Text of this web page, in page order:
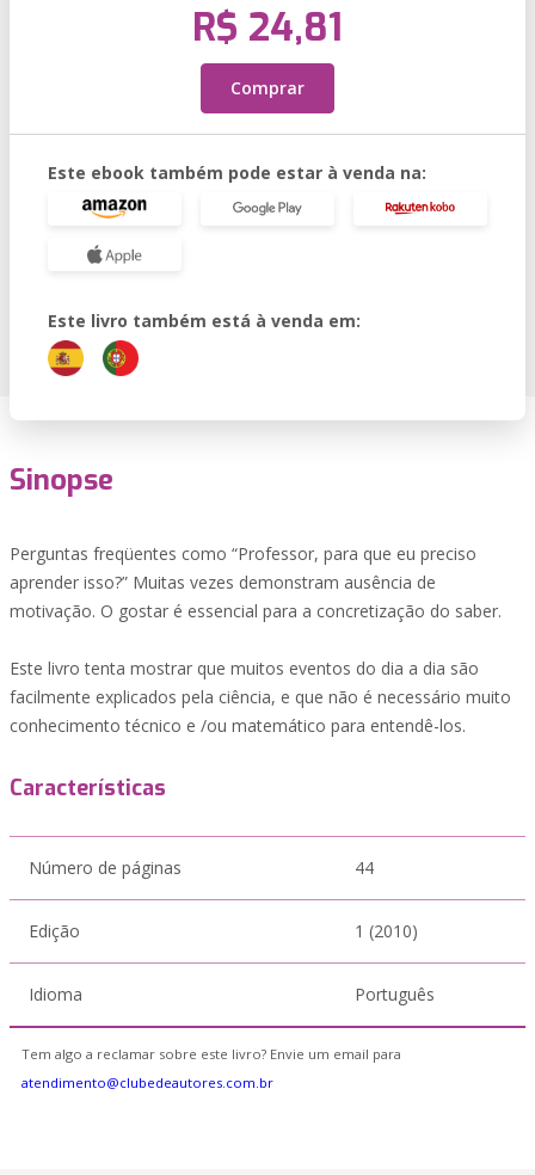
R$ 24,81
Comprar
Este ebook também pode estar à venda na:
Este livro também está à venda em:
Sinopse
Perguntas freqüentes como “Professor, para que eu preciso
aprender isso?” Muitas vezes demonstram ausência de
motivação. O gostar é essencial para a concretização do saber.
Este livro tenta mostrar que muitos eventos do dia a dia são
facilmente explicados pela ciência, e que não é necessário muito
conhecimento técnico e /ou matemático para entendê-los.
Características
Número de páginas 44
Edição 1 (2010)
Idioma Português
Tem algo a reclamar sobre este livro? Envie um email para
atendimento@clubedeautores.com.br